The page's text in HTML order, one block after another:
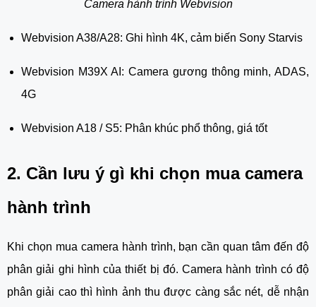
Camera hành trình Webvision
Webvision A38/A28: Ghi hình 4K, cảm biến Sony Starvis
Webvision M39X AI: Camera gương thông minh, ADAS,
4G
Webvision A18 / S5: Phân khúc phổ thông, giá tốt
2. Cần lưu ý gì khi chọn mua camera
hành trình
Khi chọn mua camera hành trình, bạn cần quan tâm đến độ
phân giải ghi hình của thiết bị đó. Camera hành trình có độ
phân giải cao thì hình ảnh thu được càng sắc nét, dễ nhận